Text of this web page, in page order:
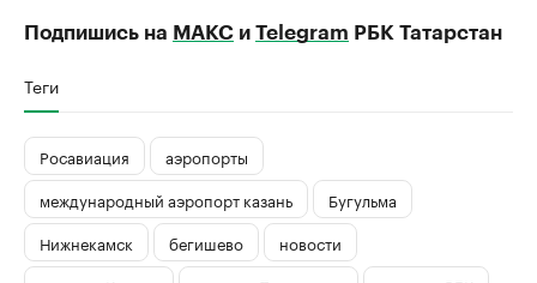
Подпишись на МАКС и Telegram РБК Татарстан
Теги
Росавиация
аэропорты
международный аэропорт казань
Бугульма
Нижнекамск
бегишево
новости